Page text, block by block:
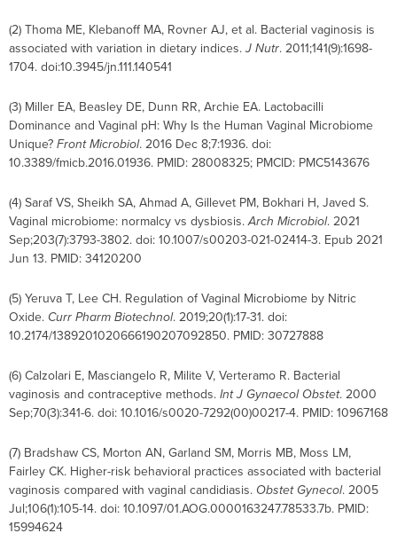
(2) Thoma ME, Klebanoff MA, Rovner AJ, et al. Bacterial vaginosis is
associated with variation in dietary indices. J Nutr. 2011;141(9):1698-
1704. doi:10.3945/jn.111.140541
(3) Miller EA, Beasley DE, Dunn RR, Archie EA. Lactobacilli
Dominance and Vaginal pH: Why Is the Human Vaginal Microbiome
Unique? Front Microbiol. 2016 Dec 8;7:1936. doi:
10.3389/fmicb.2016.01936. PMID: 28008325; PMCID: PMC5143676
(4) Saraf VS, Sheikh SA, Ahmad A, Gillevet PM, Bokhari H, Javed S.
Vaginal microbiome: normalcy vs dysbiosis. Arch Microbiol. 2021
Sep;203(7):3793-3802. doi: 10.1007/s00203-021-02414-3. Epub 2021
Jun 13. PMID: 34120200
(5) Yeruva T, Lee CH. Regulation of Vaginal Microbiome by Nitric
Oxide. Curr Pharm Biotechnol. 2019;20(1):17-31. doi:
10.2174/1389201020666190207092850. PMID: 30727888
(6) Calzolari E, Masciangelo R, Milite V, Verteramo R. Bacterial
vaginosis and contraceptive methods. Int J Gynaecol Obstet. 2000
Sep;70(3):341-6. doi: 10.1016/s0020-7292(00)00217-4. PMID: 10967168
(7) Bradshaw CS, Morton AN, Garland SM, Morris MB, Moss LM,
Fairley CK. Higher-risk behavioral practices associated with bacterial
vaginosis compared with vaginal candidiasis. Obstet Gynecol. 2005
Jul;106(1):105-14. doi: 10.1097/01.AOG.0000163247.78533.7b. PMID:
15994624